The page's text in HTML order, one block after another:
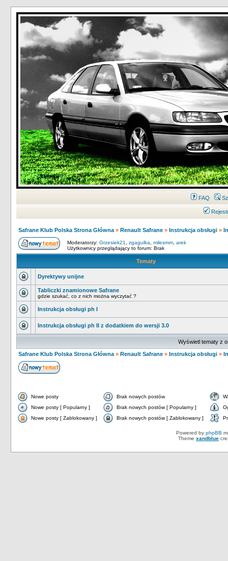
FAQ
Safrane Klub Polska Strona Główna » Renault Safrane » Instrukcja obsługi »
Moderatorzy: Grzesiek21 zgagulka milesmm arek
Użytkownicy przeglądający to forum: Brak
Tematy
Dyrektywy unijne
Tabliczki znamionowe Safrane
gdzie szukać, co z nich można wyczytać ?
Instrukcja obsługi ph I
Instrukcja obsługi ph II z dodatkiem do wersji 3.0
Wyświetl tematy z
Safrane Klub Polska Strona Główna » Renault Safrane » Instrukcja obsługi »
Nowe posty Brak nowych postów
Nowe posty [ Popularny ]
Brak nowych postów [ Popularny ]
Nowe posty [ Zablokowany ]
Brak nowych postów [ Zablokowany ]
Powered by phpBB
Theme xandblue